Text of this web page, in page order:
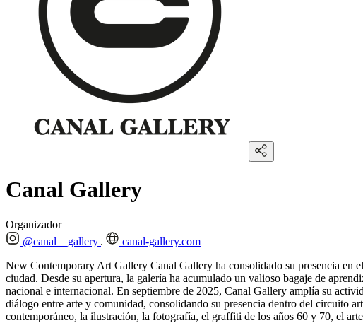
Canal Gallery
Organizador
@canal__gallery
canal-gallery.com
New Contemporary Art Gallery Canal Gallery ha consolidado su presencia en
ciudad. Desde su apertura, la galería ha acumulado un valioso bagaje de
nacional e internacional. En septiembre de 2025, Canal Gallery amplía su
diálogo entre arte y comunidad, consolidando su presencia dentro del circuito
contemporáneo, la ilustración, la fotografía, el graffiti de los años 60 y 70, el